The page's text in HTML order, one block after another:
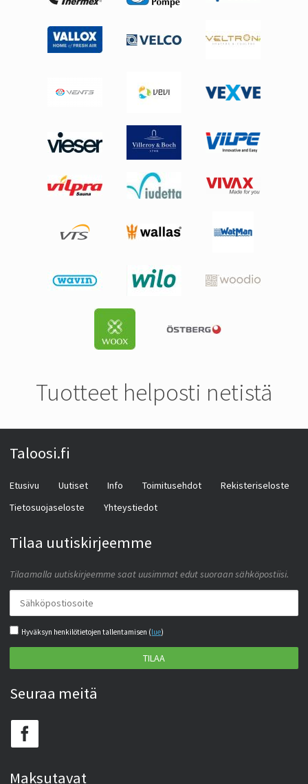
Tuotteet helposti netistä
Taloosi.fi
Etusivu Uutiset Info Toimitusehdot
Rekisteriseloste
Tietosuojaseloste
Yhteystiedot
Tilaa uutiskirjeemme
Tilaamalla uutiskirjeemme saat uusimmat edut suoraan sähköpostiisi.
Hyväksyn henkilötietojen tallentamisen (lue)
TILAA
Seuraa meitä
Maksutavat